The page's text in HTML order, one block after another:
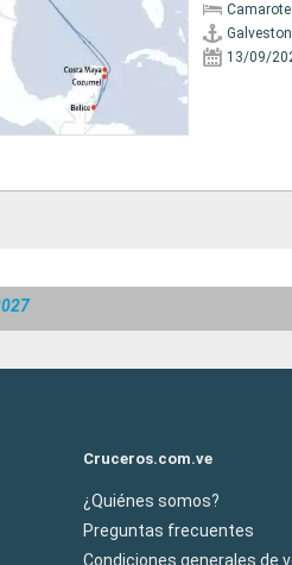
Galveston
13/09/
Cruceros.com.ve
¿Quiénes somos?
Preguntas frecuentes
Condiciones generales de